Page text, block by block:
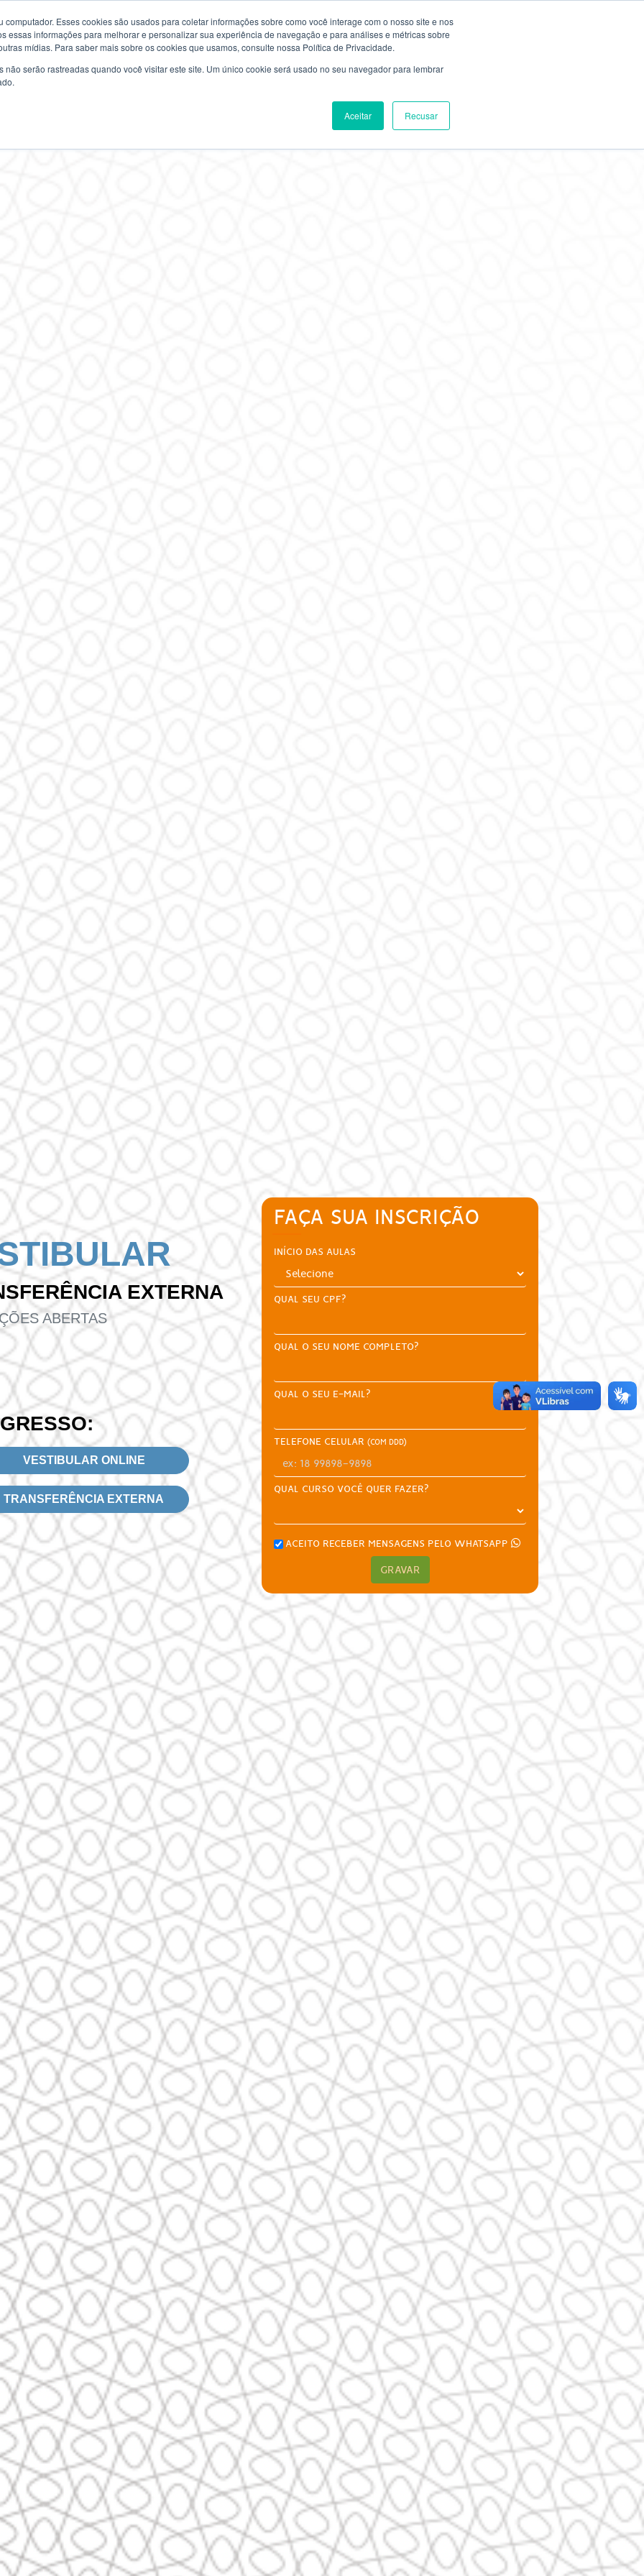
computador. Esses cookies são usados ​​para coletar informações sobre como você interage com o nosso site e nos
essas informações para melhorar e personalizar sua experiência de navegação e para análises e métricas sobre
mídias. Para saber mais sobre os cookies que usamos, consulte nossa Política de Privacidade.
não serão rastreadas quando você visitar este site. Um único cookie será usado no seu navegador para lembrar
Aceitar Recusar
SITE PRINCIPAL CURSOS ALTERAÇÃO DE DADOS / PAGAMENTOS
EXTERNA
ABERTAS
VESTIBULAR ONLINE
TRANSFERÊNCIA EXTERNA
FAÇA SUA INSCRIÇÃO
INÍCIO DAS AULAS
QUAL SEU CPF?
QUAL O SEU NOME COMPLETO?
QUAL O SEU E-MAIL?
TELEFONE CELULAR (COM DDD)
QUAL CURSO VOCÊ QUER FAZER?
ACEITO RECEBER MENSAGENS PELO WHATSAPP